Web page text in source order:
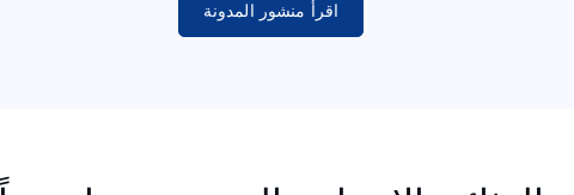
اقرأ منشور المدونة